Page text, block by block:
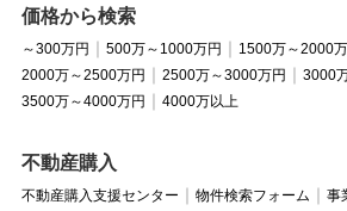
価格から検索
～300万円 500万～1000万円
1500万～2000
2000万～2500万円
2500万～3000万円
3000
3500万～4000万円
4000万以上
不動産購入
不動産購入支援センター 物件検索フォーム
事